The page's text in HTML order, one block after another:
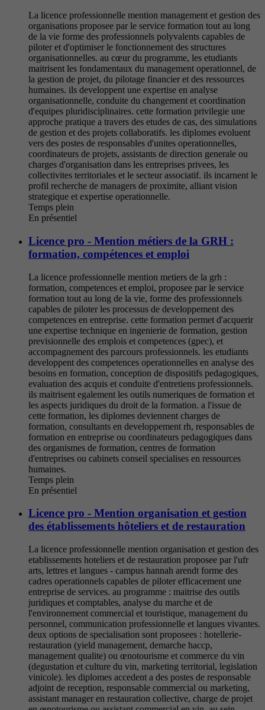
La licence professionnelle mention management et gestion des
organisations proposee par le service formation tout au long
de la vie forme des professionnels polyvalents capables de
piloter et d'optimiser le fonctionnement des structures
organisationnelles. au cœur du programme, les etudiants
maitrisent les fondamentaux du management operationnel, de
la gestion de projet, du pilotage financier et des ressources
humaines. ils developpent une expertise en analyse
organisationnelle, conduite du changement et coordination
d'equipes pluridisciplinaires. cette formation privilegie une
approche pratique a travers des etudes de cas, des simulations
de gestion et des projets collaboratifs. les diplomes evoluent
vers des postes de responsables d'unites operationnelles,
coordinateurs de projets, assistants de direction generale ou
charges d'organisation dans les entreprises privees, les
collectivites territoriales et le secteur associatif. ils incarnent le
profil recherche de managers de proximite, alliant vision
strategique et expertise operationnelle.
Temps plein
En présentiel
Licence pro - Mention métiers de la GRH :
formation, compétences et emploi
La licence professionnelle mention metiers de la grh :
formation, competences et emploi, proposee par le service
formation tout au long de la vie, forme des professionnels
capables de piloter les processus de developpement des
competences en entreprise. cette formation permet d'acquerir
une expertise technique en ingenierie de formation, gestion
previsionnelle des emplois et competences (gpec), et
accompagnement des parcours professionnels. les etudiants
developpent des competences operationnelles en analyse des
besoins en formation, conception de dispositifs pedagogiques,
evaluation des acquis et conduite d'entretiens professionnels.
ils maitrisent egalement les outils numeriques de formation et
les aspects juridiques du droit de la formation. a l'issue de
cette formation, les diplomes deviennent charges de
formation, consultants en developpement rh, responsables de
formation en entreprise ou coordinateurs pedagogiques dans
des organismes de formation, centres de formation
d'entreprises ou cabinets conseil specialises en ressources
humaines.
Temps plein
En présentiel
Licence pro - Mention organisation et gestion
des établissements hôteliers et de restauration
La licence professionnelle mention organisation et gestion des
etablissements hoteliers et de restauration proposee par l'ufr
arts, lettres et langues - campus hannah arendt forme des
cadres operationnels capables de piloter efficacement une
entreprise de services. au programme : maitrise des outils
juridiques et comptables, analyse du marche et de
l'environnement commercial et touristique, management du
personnel, communication professionnelle et langues vivantes.
deux options de specialisation sont proposees : hotellerie-
restauration (yield management, demarche haccp,
management qualite) ou œnotourisme et commerce du vin
(degustation et culture du vin, marketing territorial, legislation
vinicole). les diplomes accedent a des postes de responsable
adjoint de reception, responsable commercial ou marketing,
assistant manager en restauration collective, charge de projet